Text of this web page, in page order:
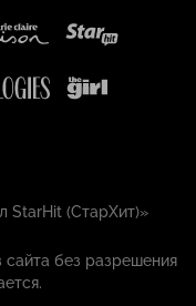
StarHit (СтарХит)»
без разрешения